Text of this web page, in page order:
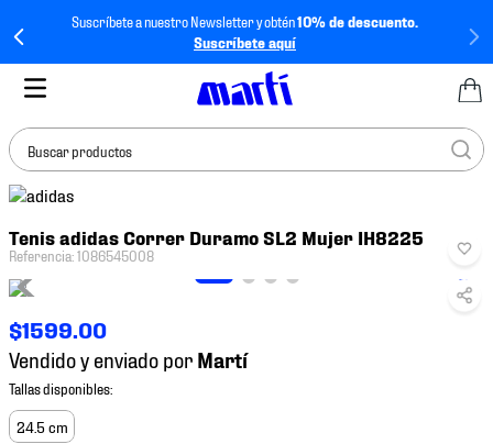
Suscríbete a nuestro Newsletter y obtén10% de descuento.
Suscríbete aquí
Buscar productos
Tenis adidas Correr Duramo SL2 Mujer IH8225
Referencia:1086545008
$1599.00
Vendido y enviado por
24.5 cm
BUSCADOS
tenis
4.
tenis futbol
5.
mochila